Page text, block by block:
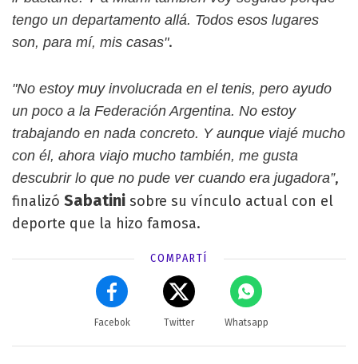
tengo un departamento allá. Todos esos lugares
son, para mí, mis casas".
"No estoy muy involucrada en el tenis, pero ayudo
un poco a la Federación Argentina. No estoy
trabajando en nada concreto. Y aunque viajé mucho
con él, ahora viajo mucho también, me gusta
descubrir lo que no pude ver cuando era jugadora”,
finalizó Sabatini sobre su vínculo actual con el
deporte que la hizo famosa.
COMPARTÍ
Facebok Twitter Whatsapp